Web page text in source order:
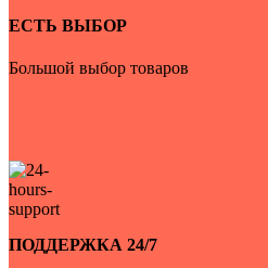
ЕСТЬ ВЫБОР
Большой выбор товаров
ПОДДЕРЖКА 24/7